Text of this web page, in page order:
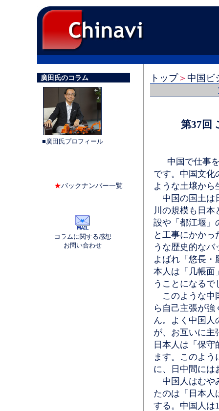
廣田氏のコラム
■廣田氏プロフィール
★バックナンバー一覧
コラムに関する感想
お問い合わせ
トップ＞ 中国ビ
第37回
中国で仕事を
です。中国文化
ような土壌から
中国の国土は
川の規模も日
設や「都江堰」
と工事にかか
うな歴史的な
よばれ「悠長・
本人は「几帳面
うことになるで
このような中
ら自己主張が
ん。よく中国人
が、お互いに主
日本人は「保
ます。このよ
に、日中間には
中国人はむや
たのは「日本人
する。中国人は